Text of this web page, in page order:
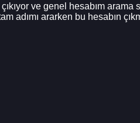
ve genel hesabım arama
ararken bu hesabın